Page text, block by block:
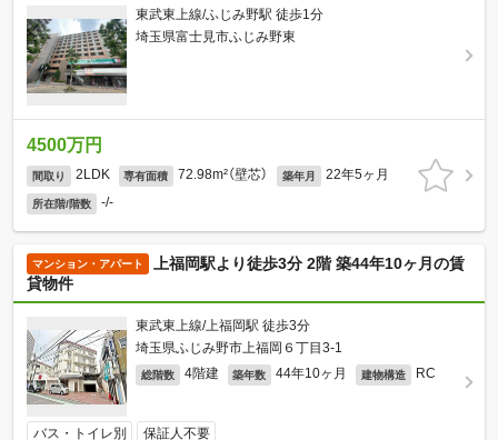
東武東上線/ふじみ野駅 徒歩1分
埼玉県富士見市ふじみ野東
4500万円
間取り 2LDK 専有面積 72.98m²（壁芯） 築年月 22年5ヶ月
所在階/階数 -/-
マンション・アパート
上福岡駅より徒歩3分 2階 築44年10ヶ月の賃
貸物件
東武東上線/上福岡駅 徒歩3分
埼玉県ふじみ野市上福岡６丁目3-1
総階数 4階建 築年数 44年10ヶ月 建物構造 RC
バス・トイレ別 保証人不要